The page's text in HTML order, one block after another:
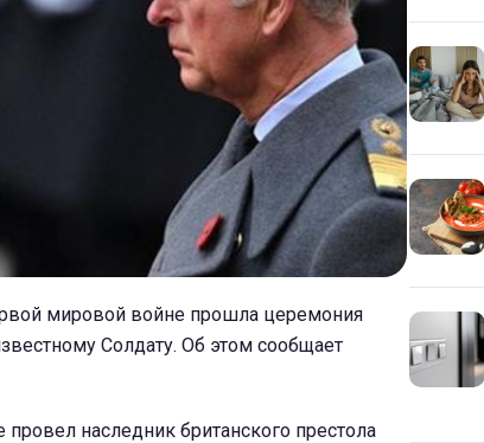
мировой войне прошла церемония
Солдату. Об этом сообщает
наследник британского престола